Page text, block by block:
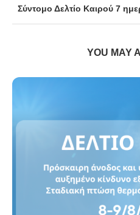
Σύντομο Δελτίο Καιρού 7
YOU MAY